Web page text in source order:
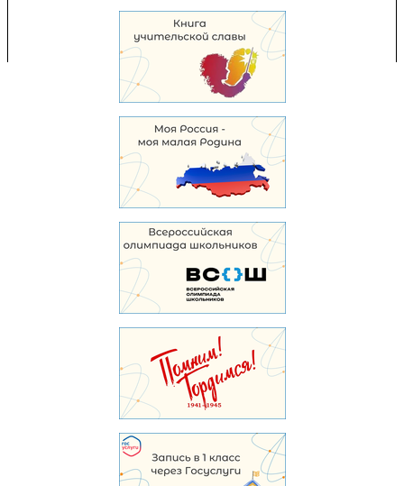
Перепечатка и использование материалов возможны только с разрешения
Управления образования.
103,961,626 уникальных посетителей